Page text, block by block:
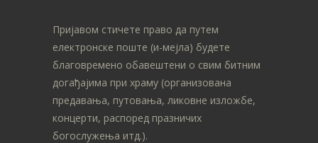
Пријавом стичете право да путем
електронске поште (и-мејла) будете
благовремено обавештени о свим битним
догађајима при храму (организована
предавања, путовања, ликовне изложбе,
концерти, распоред празничих
богослужења итд.).